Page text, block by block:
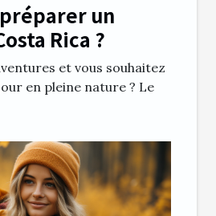
un
Rica ?
et vous souhaitez
en pleine nature ? Le